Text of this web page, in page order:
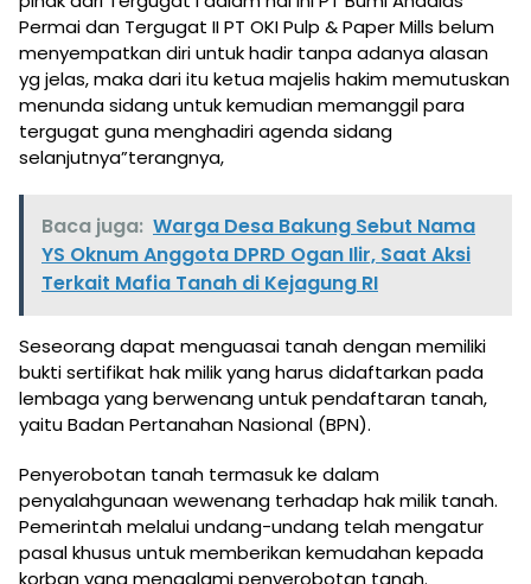
Permai dan Tergugat II PT OKI Pulp & Paper Mills belum
menyempatkan diri untuk hadir tanpa adanya alasan
yg jelas, maka dari itu ketua majelis hakim memutuskan
menunda sidang untuk kemudian memanggil para
tergugat guna menghadiri agenda sidang
selanjutnya”terangnya,
Baca juga: Warga Desa Bakung Sebut Nama
YS Oknum Anggota DPRD Ogan Ilir, Saat Aksi
Terkait Mafia Tanah di Kejagung RI
Seseorang dapat menguasai tanah dengan memiliki
bukti sertifikat hak milik yang harus didaftarkan pada
lembaga yang berwenang untuk pendaftaran tanah,
yaitu Badan Pertanahan Nasional (BPN).
Penyerobotan tanah termasuk ke dalam
penyalahgunaan wewenang terhadap hak milik tanah.
Pemerintah melalui undang-undang telah mengatur
pasal khusus untuk memberikan kemudahan kepada
korban yang mengalami penyerobotan tanah.